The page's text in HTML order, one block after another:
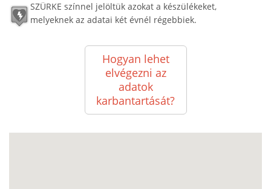
SZÜRKE színnel jelöltük azokat a készülékeket,
melyeknek az adatai két évnél régebbiek.
Hogyan lehet
elvégezni az
adatok
karbantartását?